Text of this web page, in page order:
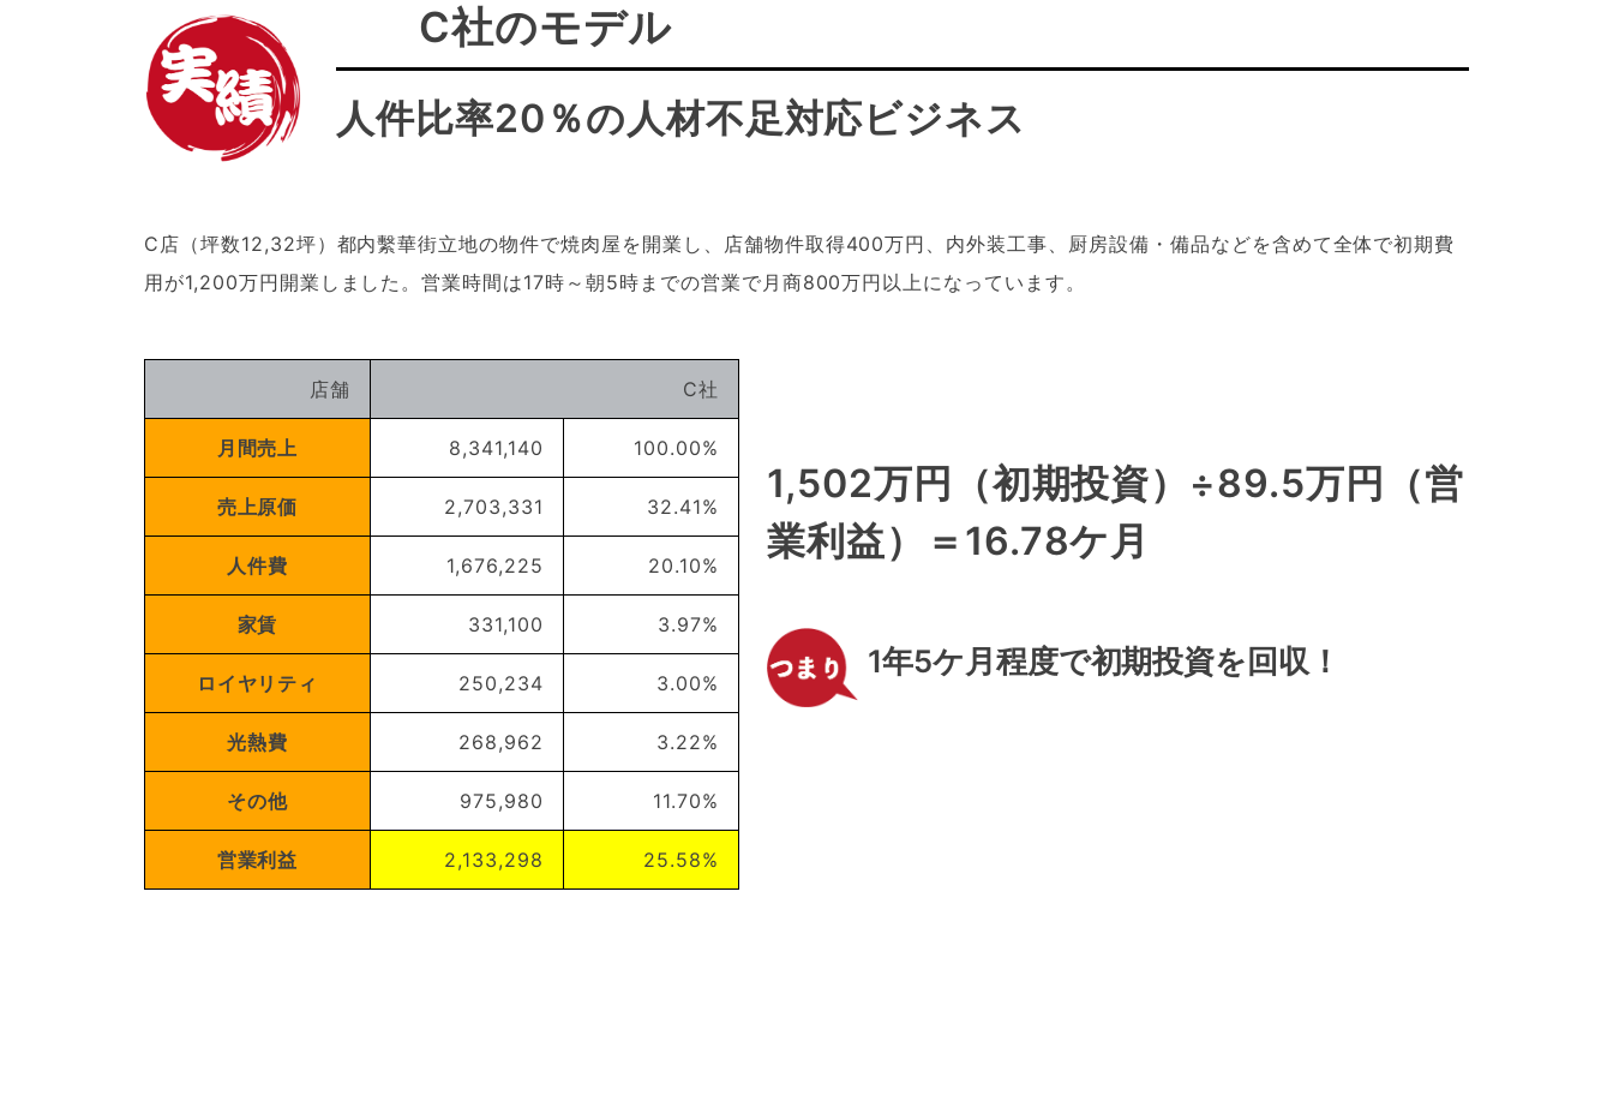
C社のモデル
人件比率20％の人材不足対応ビジネス
C店（坪数12,32坪）都内繫華街立地の物件で焼肉屋を開業し、店舗物件取得400万円、内外装工事、厨房設備・備品などを含めて全体で初期費
用が1,200万円開業しました。営業時間は17時～朝5時までの営業で月商800万円以上になっています。
店舗 C社
月間売上 8,341,140 100.00%
売上原価 2,703,331 32.41%
人件費 1,676,225 20.10%
家賃 331,100 3.97%
ロイヤリティ 250,234 3.00%
光熱費 268,962 3.22%
その他 975,980 11.70%
営業利益 2,133,298 25.58%
1,502万円（初期投資）÷89.5万円（営
業利益）＝16.78ケ月
1年5ケ月程度で初期投資を回収！